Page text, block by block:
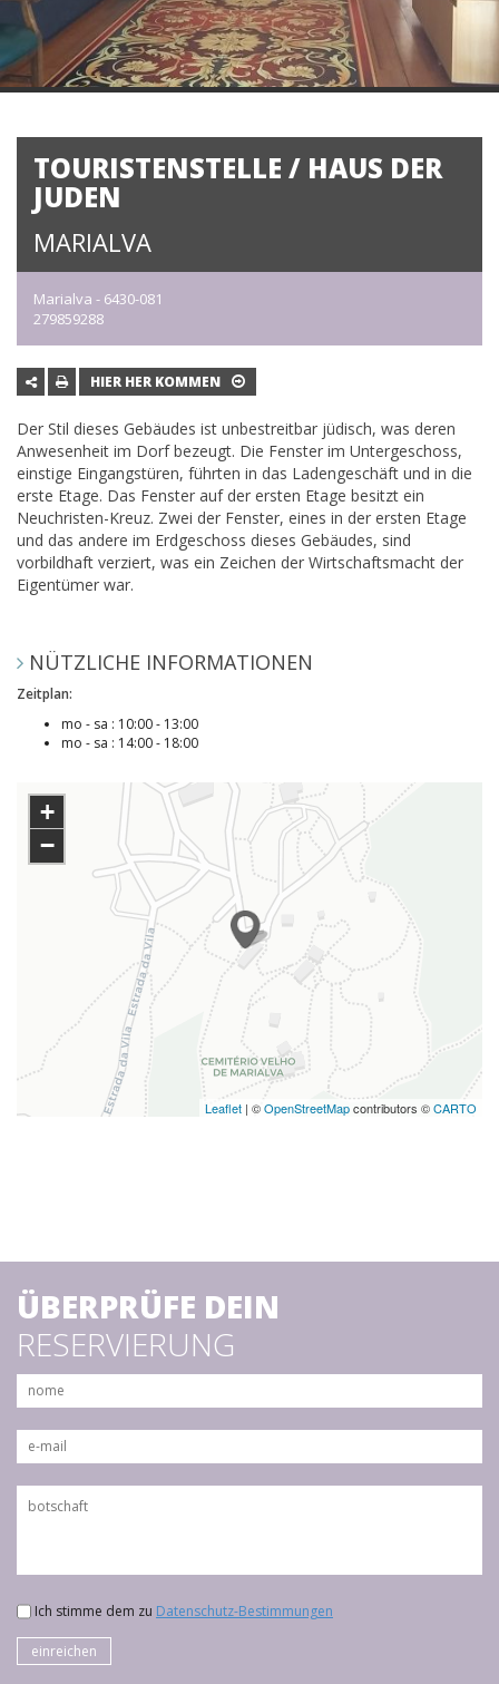
TOURISTENSTELLE / HAUS DER
JUDEN
MARIALVA
Marialva - 6430-081
279859288
HIER HER KOMMEN
Der Stil dieses Gebäudes ist unbestreitbar jüdisch, was deren
Anwesenheit im Dorf bezeugt. Die Fenster im Untergeschoss,
einstige Eingangstüren, führten in das Ladengeschäft und in die
erste Etage. Das Fenster auf der ersten Etage besitzt ein
Neuchristen-Kreuz. Zwei der Fenster, eines in der ersten Etage
und das andere im Erdgeschoss dieses Gebäudes, sind
vorbildhaft verziert, was ein Zeichen der Wirtschaftsmacht der
Eigentümer war.
NÜTZLICHE INFORMATIONEN
Zeitplan:
mo - sa : 10:00 - 13:00
mo - sa : 14:00 - 18:00
+
−
Leaflet | ©OpenStreetMapcontributors ©CARTO
ÜBERPRÜFE DEIN
RESERVIERUNG
Ich stimme dem zu Datenschutz-Bestimmungen
einreichen